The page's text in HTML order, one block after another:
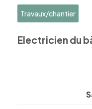
Travaux/chantier
Electricien du